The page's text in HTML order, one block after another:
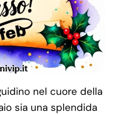
nel cuore della
sia una splendida